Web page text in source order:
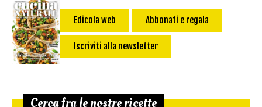
Edicola web Abbonati e regala
Iscriviti alla newsletter
Cerca fra le nostre ricette